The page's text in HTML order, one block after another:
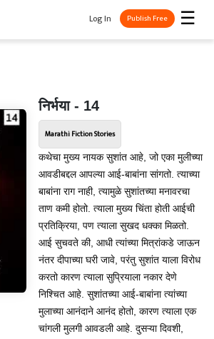
☰
Log In Publish Free
निर्भया - 14
Marathi Fiction Stories
कथेचा मुख्य नायक सुशांत आहे, जो एका मुलीच्या
आवडीबद्दल आपल्या आई-बाबांना सांगतो. त्याच्या
बाबांना राग नाही, त्यामुळे सुशांतच्या मनावरचा
ताण कमी होतो. त्याला मुख्य चिंता होती आईची
प्रतिक्रिया, पण त्याला सुखद धक्का मिळतो.
आई सुचवते की, आधी त्यांच्या मित्रांकडे जाऊन
नंतर दीपाच्या घरी जावे, परंतु सुशांत याला विरोध
करतो कारण त्याला सुप्रियाला नकार देणे
निश्चित आहे. सुशांतच्या आई-बाबांना त्यांच्या
मुलाच्या आनंदाने आनंद होतो, कारण त्याला एक
चांगली मुलगी आवडली आहे. दुसऱ्या दिवशी,